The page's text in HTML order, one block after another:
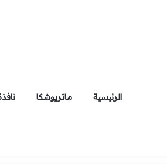
الرئيسية ماتريوشكا